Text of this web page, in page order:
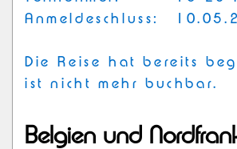
Anmeldeschluss:
Die Reise hat bereits
ist nicht mehr buchbar.
Belgien und